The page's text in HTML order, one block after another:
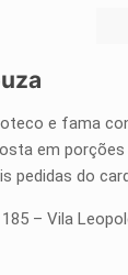
e fama
em
pedidas do
– Vila